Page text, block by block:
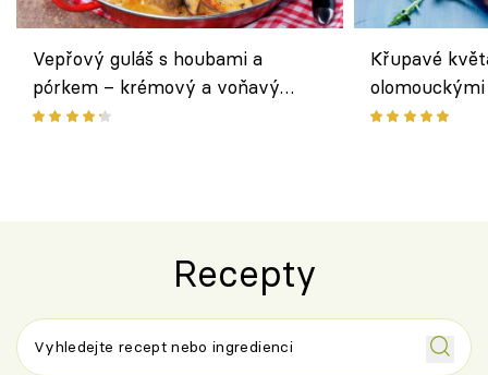
Vepřový guláš s houbami a
pórkem – krémový a voňavý
pokrm z jednoho hrnce
Křupavé
bezlepkový
Recepty